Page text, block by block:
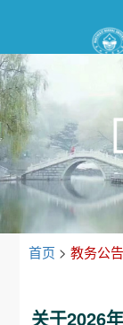
首页 > 教务公告
关于2026